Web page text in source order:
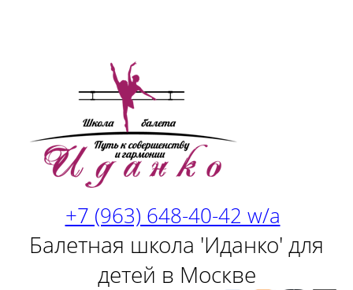
+7 (963) 648-40-42 w/a
Балетная школа 'Иданко' для
детей в Москве